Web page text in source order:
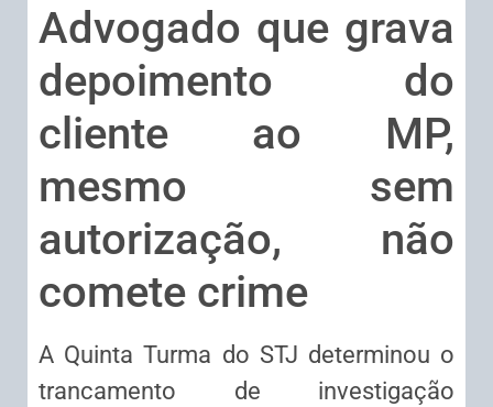
Advogado que grava
depoimento do
cliente ao MP,
mesmo sem
autorização, não
comete crime
A Quinta Turma do STJ determinou o
trancamento de investigação